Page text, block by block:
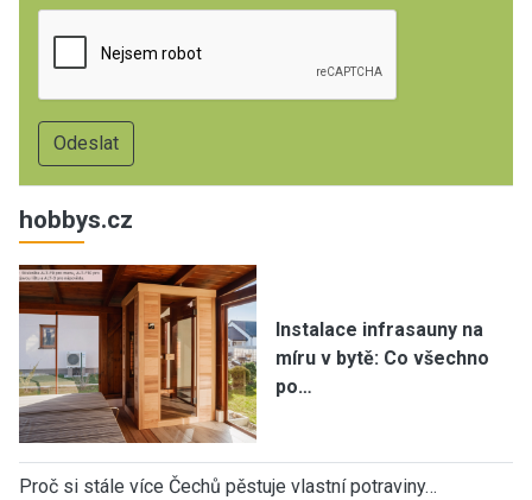
hobbys.cz
Instalace infrasauny na
míru v bytě: Co všechno
po…
Proč si stále více Čechů pěstuje vlastní potraviny…